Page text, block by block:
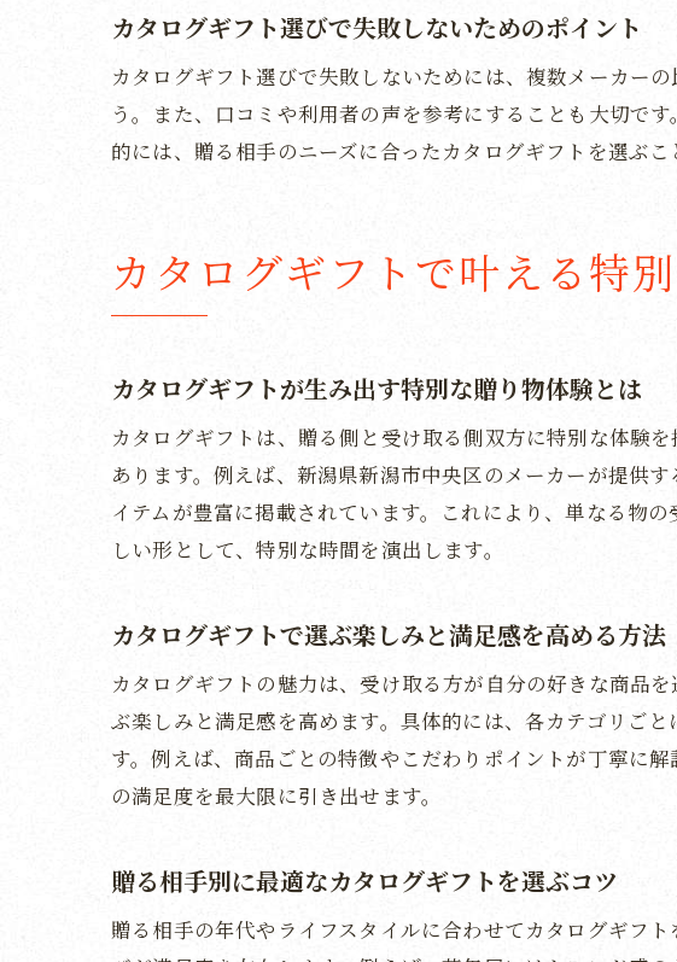
新潟発カ
地元密着
地域企業
新潟エリ
地元メー
多彩な商品を
カタログ
カタロ
カタログ
カタログ
予算と贈
カタログ
メーカー
カタログギフト選びで失敗しないためのポイント
カタログギフト選びで失敗しないためには、複数メーカー
う。また、口コミや利用者の声を参考にすることも大切で
的には、贈る相手のニーズに合ったカタログギフトを選ぶこ
カタログギフトで叶える特
カタログギフトが生み出す特別な贈り物体験とは
カタログギフトは、贈る側と受け取る側双方に特別な体験
あります。例えば、新潟県新潟市中央区のメーカーが提供
イテムが豊富に掲載されています。これにより、単なる物
しい形として、特別な時間を演出します。
カタログギフトで選ぶ楽しみと満足感を高める方法
カタログギフトの魅力は、受け取る方が自分の好きな商品
ぶ楽しみと満足感を高めます。具体的には、各カテゴリご
す。例えば、商品ごとの特徴やこだわりポイントが丁寧に
の満足度を最大限に引き出せます。
贈る相手別に最適なカタログギフトを選ぶコツ
贈る相手の年代やライフスタイルに合わせてカタログギフ